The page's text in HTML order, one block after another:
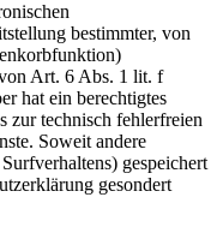
bestimmter, von
Art. 6 Abs. 1 lit. f
hat ein berechtigtes
zur technisch fehlerfreien
Soweit andere
gespeichert
gesondert